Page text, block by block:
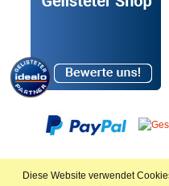
Diese Website verwendet